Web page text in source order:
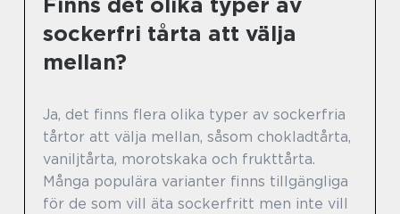
sockerfri tårta att välja
mellan?
Ja, det finns flera olika typer av sockerfria
tårtor att välja mellan, såsom chokladtårta,
vaniljtårta, morotskaka och frukttårta.
Många populära varianter finns tillgängliga
för de som vill äta sockerfritt men inte vill